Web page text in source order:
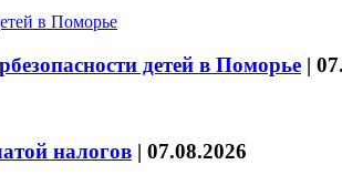
детей в Поморье |
налогов | 07.08.2026